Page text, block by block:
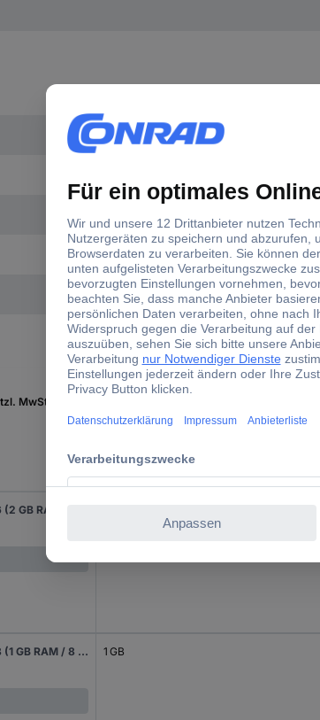
MwSt., zzgl. Versand)
Arbeitsspeicherkapazität
Raspberry Pi® Compute Modul 4 CM4001008 (1 GB RAM / 8 GB eMMC) 4 x 1.5 GHz 1 GB